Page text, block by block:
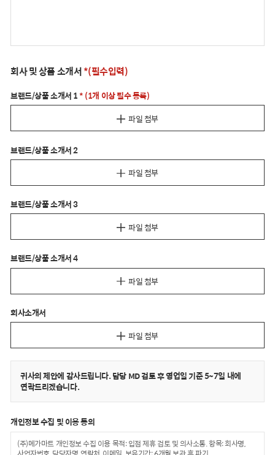
회사 및 상품 소개서*(필수입력)
브랜드/상품 소개서 1* (1개 이상 필수 등록)
파일 첨부
브랜드/상품 소개서 2
파일 첨부
브랜드/상품 소개서 3
파일 첨부
브랜드/상품 소개서 4
파일 첨부
회사소개서
파일 첨부
귀사의 제안에 감사드립니다. 담당 MD 검토 후 영업일 기준 5~7일 내에
연락드리겠습니다.
개인정보 수집 및 이용 동의
(주)메가마트 개인정보 수집 이용 목적: 입점 제휴 검토 및 의사소통. 항목: 회사명,